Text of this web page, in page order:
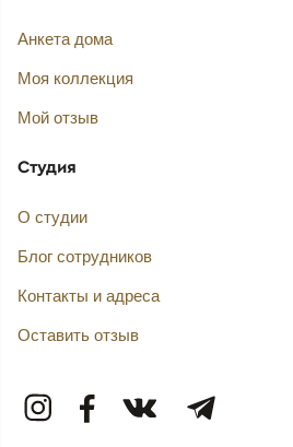
Анкета дома
Моя коллекция
Мой отзыв
Студия
О студии
Блог сотрудников
Контакты и адреса
Оставить отзыв